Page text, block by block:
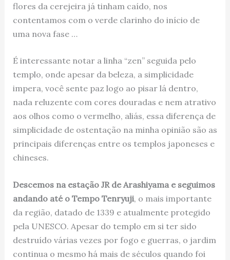
flores da cerejeira já tinham caído, nos
contentamos com o verde clarinho do início de
uma nova fase …
É interessante notar a linha “zen” seguida pelo
templo, onde apesar da beleza, a simplicidade
impera, você sente paz logo ao pisar lá dentro,
nada reluzente com cores douradas e nem atrativo
aos olhos como o vermelho, aliás, essa diferença de
simplicidade de ostentação na minha opinião são as
principais diferenças entre os templos japoneses e
chineses.
Descemos na estação JR de Arashiyama e seguimos
andando até o Tempo Tenryuji, o mais importante
da região, datado de 1339 e atualmente protegido
pela UNESCO. Apesar do templo em si ter sido
destruído várias vezes por fogo e guerras, o jardim
continua o mesmo há mais de séculos quando foi